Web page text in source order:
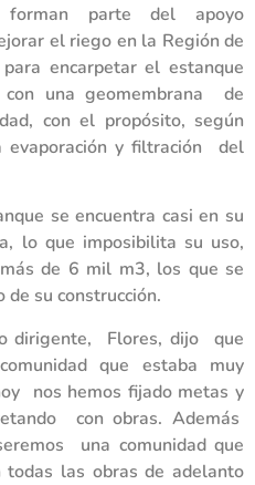
forman parte del apoyo
el riego en la Región de
encarpetar el estanque
con una geomembrana de
con el propósito, según
y filtración del
se encuentra casi en su
lo que imposibilita su uso,
de 6 mil m3, los que se
su construcción.
dirigente, Flores, dijo que
que estaba muy
nos hemos fijado metas y
con obras. Además
una comunidad que
las obras de adelanto